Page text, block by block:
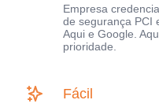
Empresa
de segurança PCI
Aqui e Google.
prioridade.
Fácil